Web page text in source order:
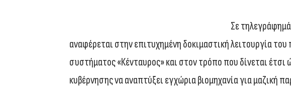
Σε
αναφέρεται στην επιτυχημένη δοκιμαστική λειτουργία
συστήματος «Κένταυρος» και στον τρόπο που δίνεται έτσι
κυβέρνησης να αναπτύξει εγχώρια βιομηχανία για μαζική